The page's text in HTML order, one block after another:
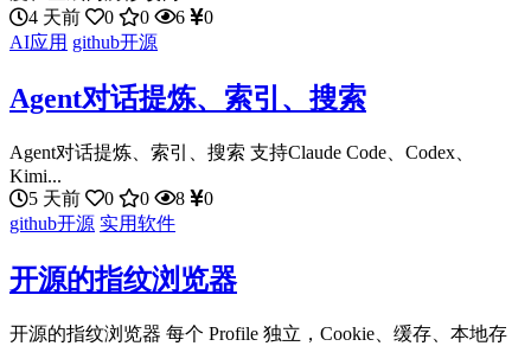
4 天前
0 0 6
0
AI应用 github开源
Agent对话提炼、索引、搜索
Agent对话提炼、索引、搜索 支持Claude Code、Codex、
Kimi...
5 天前
0 0 8
0
github开源 实用软件
开源的指纹浏览器
开源的指纹浏览器 每个 Profile 独立，Cookie、缓存、本地存